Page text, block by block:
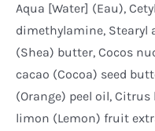
Aqua [Water] (Eau),
dimethylamine, Stearyl
(Shea) butter, Cocos
cacao (Cocoa) seed
(Orange) peel oil,
limon (Lemon) fruit